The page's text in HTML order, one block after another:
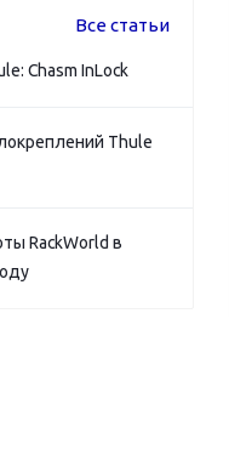
Все статьи
Chasm InLock
Thule
RackWorld в